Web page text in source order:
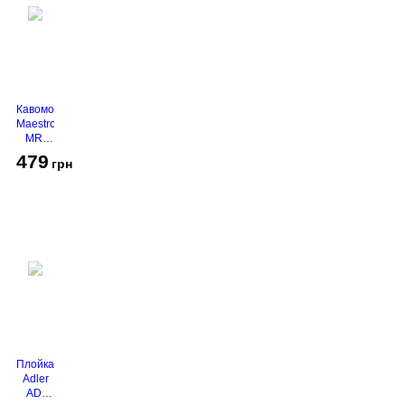
Кавомолка
Maestro
MR-
450
Grey
479 грн
Плойка
Adler
AD-